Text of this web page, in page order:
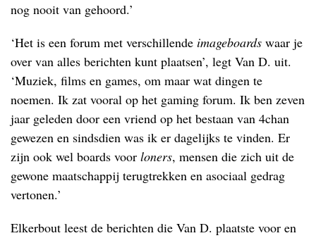
nog nooit van gehoord.’
‘Het is een forum met verschillende imageboards waar je
over van alles berichten kunt plaatsen’, legt Van D. uit.
‘Muziek, films en games, om maar wat dingen te
noemen. Ik zat vooral op het gaming forum. Ik ben zeven
jaar geleden door een vriend op het bestaan van 4chan
gewezen en sindsdien was ik er dagelijks te vinden. Er
zijn ook wel boards voor loners, mensen die zich uit de
gewone maatschappij terugtrekken en asociaal gedrag
vertonen.’
Elkerbout leest de berichten die Van D. plaatste voor en